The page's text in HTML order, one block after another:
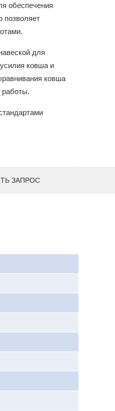
обеспечения
позволяет
для
ковша и
ковша
работы.
ЗАПРОС